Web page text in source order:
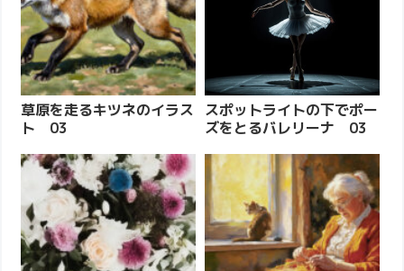
草原を走るキツネのイラス
ト 03
スポットライトの下でポー
ズをとるバレリーナ 03